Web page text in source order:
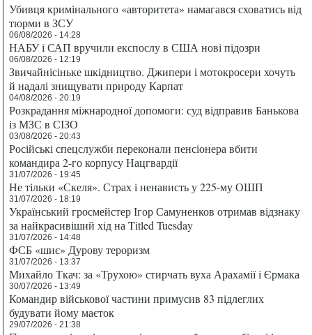
Убивця кримінального «авторитета» намагався сховатись від
тюрми в ЗСУ
06/08/2026 - 14:28
НАБУ і САП вручили експослу в США нові підозри
06/08/2026 - 12:19
Звичайнісіньке шкідництво. Джипери і мотокросери хочуть
й надалі знищувати природу Карпат
04/08/2026 - 20:19
Розкрадання міжнародної допомоги: суд відправив Банькова
із МЗС в СІЗО
03/08/2026 - 20:43
Російські спецслужби переконали пенсіонера вбити
командира 2-го корпусу Нацгвардії
31/07/2026 - 19:45
Не тільки «Скеля». Страх і ненависть у 225-му ОШП
31/07/2026 - 18:19
Український гросмейстер Ігор Самуненков отримав відзнаку
за найкрасивіший хід на Titled Tuesday
31/07/2026 - 14:48
ФСБ «шиє» Дурову тероризм
31/07/2026 - 13:37
Михайло Ткач: за «Трухою» стирчать вуха Арахамії і Єрмака
30/07/2026 - 13:49
Командир військової частини примусив 83 підлеглих
будувати йому маєток
29/07/2026 - 21:38